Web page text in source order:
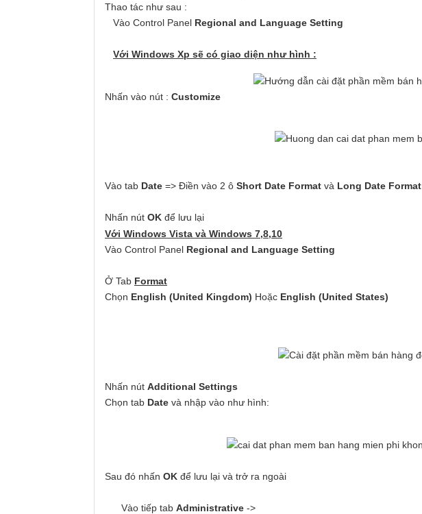
Thao tác như sau :
Vào Control Panel Regional and Language Setting
Với Windows Xp sẽ có giao diện như hình :
Nhấn vào nút : Customize
Vào tab Date => Điền vào 2 ô Short Date Format và Long Date Format
Nhấn nút OK để lưu lại
Với Windows Vista và Windows 7,8,10
Vào Control Panel Regional and Language Setting
Ở Tab Format
Chọn English (United Kingdom) Hoặc English (United States)
Nhấn nút Additional Settings
Chọn tab Date và nhập vào như hình:
Sau đó nhấn OK để lưu lại và trở ra ngoài
Vào tiếp tab Administrative ->